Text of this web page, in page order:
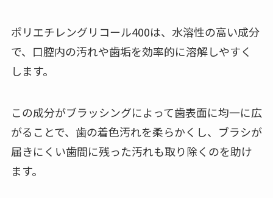
ポリエチレングリコール400は、水溶性の高い成分
で、口腔内の汚れや歯垢を効率的に溶解しやすく
します。
この成分がブラッシングによって歯表面に均一に広
がることで、歯の着色汚れを柔らかくし、ブラシが
届きにくい歯間に残った汚れも取り除くのを助け
ます。